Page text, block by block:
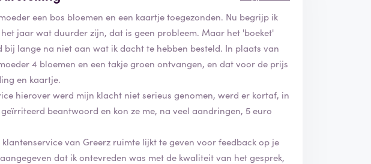
een bos bloemen en een kaartje toegezonden. Nu begrijp ik
jaar wat duurder zijn, dat is geen probleem. Maar het 'boeket'
bij lange na niet aan wat ik dacht te hebben besteld. In plaats van
4 bloemen en een takje groen ontvangen, en dat voor de prijs
en kaartje.
hierover werd mijn klacht niet serieus genomen, werd er kortaf, in
beantwoord en kon ze me, na veel aandringen, 5 euro
van Greerz ruimte lijkt te geven voor feedback op je
dat ik ontevreden was met de kwaliteit van het gesprek,